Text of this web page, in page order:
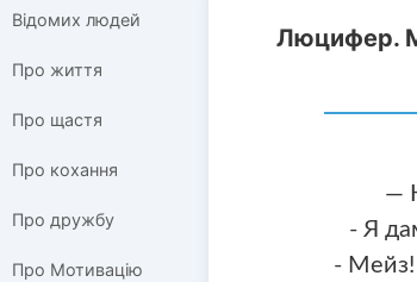
Відомих людей
Про життя
Про щастя
Про кохання
Про дружбу
Про Мотивацію
Люцифер.
—
- Я
- Мейз!